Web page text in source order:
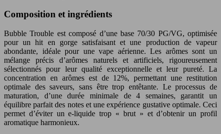
Composition et ingrédients
Bubble Trouble est composé d’une base 70/30 PG/VG, optimisée
pour un hit en gorge satisfaisant et une production de vapeur
abondante, idéale pour une vape aérienne. Les arômes sont un
mélange précis d’arômes naturels et artificiels, rigoureusement
sélectionnés pour leur qualité exceptionnelle et leur pureté. La
concentration en arômes est de 12%, permettant une restitution
optimale des saveurs, sans être trop entêtante. Le processus de
maturation, d’une durée minimale de 4 semaines, garantit un
équilibre parfait des notes et une expérience gustative optimale. Ceci
permet d’éviter un e-liquide trop « brut » et d’obtenir un profil
aromatique harmonieux.